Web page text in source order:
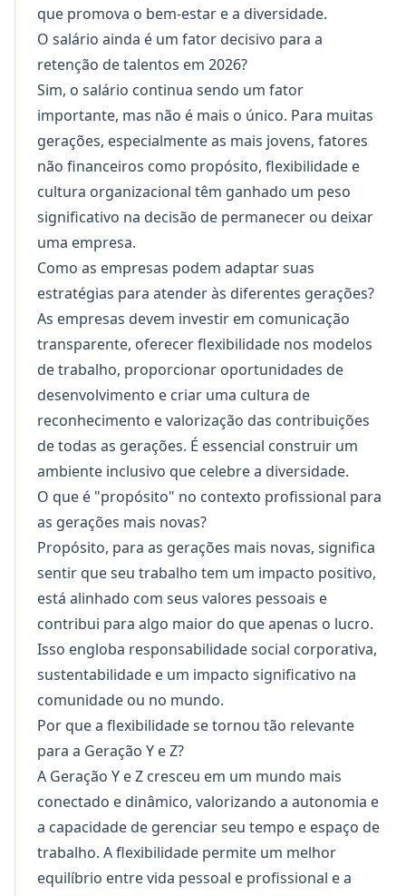
que promova o bem-estar e a diversidade.
O salário ainda é um fator decisivo para a
retenção de talentos em 2026?
Sim, o salário continua sendo um fator
importante, mas não é mais o único. Para muitas
gerações, especialmente as mais jovens, fatores
não financeiros como propósito, flexibilidade e
cultura organizacional têm ganhado um peso
significativo na decisão de permanecer ou deixar
uma empresa.
Como as empresas podem adaptar suas
estratégias para atender às diferentes gerações?
As empresas devem investir em comunicação
transparente, oferecer flexibilidade nos modelos
de trabalho, proporcionar oportunidades de
desenvolvimento e criar uma cultura de
reconhecimento e valorização das contribuições
de todas as gerações. É essencial construir um
ambiente inclusivo que celebre a diversidade.
O que é "propósito" no contexto profissional para
as gerações mais novas?
Propósito, para as gerações mais novas, significa
sentir que seu trabalho tem um impacto positivo,
está alinhado com seus valores pessoais e
contribui para algo maior do que apenas o lucro.
Isso engloba responsabilidade social corporativa,
sustentabilidade e um impacto significativo na
comunidade ou no mundo.
Por que a flexibilidade se tornou tão relevante
para a Geração Y e Z?
A Geração Y e Z cresceu em um mundo mais
conectado e dinâmico, valorizando a autonomia e
a capacidade de gerenciar seu tempo e espaço de
trabalho. A flexibilidade permite um melhor
equilíbrio entre vida pessoal e profissional e a